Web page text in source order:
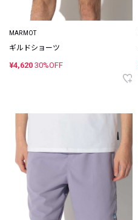
MARMOT
ギルドショーツ
¥4,620 30%OFF